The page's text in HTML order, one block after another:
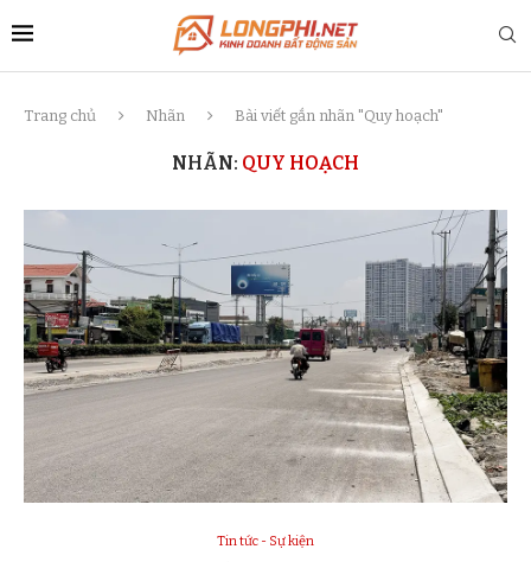
Trang chủ Nhãn Bài viết gắn nhãn "Quy hoạch"
NHÃN: QUY HOẠCH
Tin tức - Sự kiện